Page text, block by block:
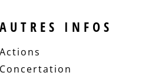
AUTRES INFOS
Actions
Concertation